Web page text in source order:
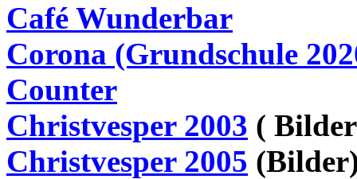
Café Wunderbar
Corona (Grundschule
Counter
Christvesper 2003 (
Christvesper 2005